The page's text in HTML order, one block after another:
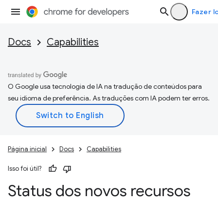
Fazer
Docs Capabilities
O Google usa tecnologia de IA na tradução de conteúdos para
seu idioma de preferência. As traduções com IA podem ter erros.
Página inicial Docs Capabilities
Isso foi útil?
Status dos novos recursos